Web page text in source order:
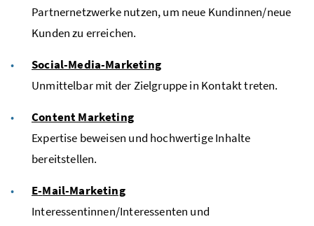
Partnernetzwerke nutzen, um neue Kundinnen/neue
Kunden zu erreichen.
Social-Media-Marketing
Unmittelbar mit der Zielgruppe in Kontakt treten.
Content Marketing
Expertise beweisen und hochwertige Inhalte
bereitstellen.
E-Mail-Marketing
Interessentinnen/Interessenten und